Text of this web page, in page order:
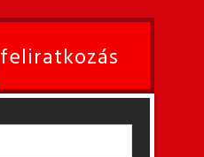
feliratkozás